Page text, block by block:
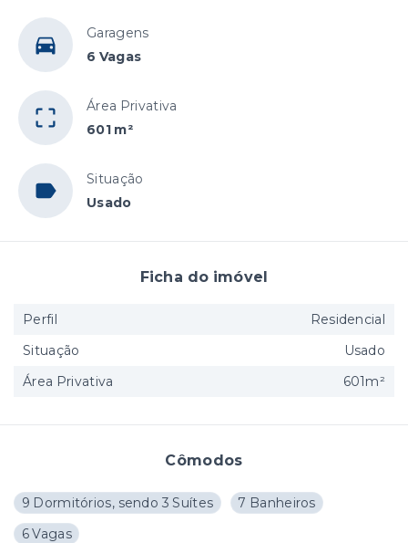
Garagens
6 Vagas
Área Privativa
601 m²
Situação
Usado
Cômodos
9 Dormitórios, sendo 3 Suítes
7 Banheiros
6 Vagas
Ficha do imóvel
Perfil
Residencial
Situação
Usado
Área Privativa
601m²